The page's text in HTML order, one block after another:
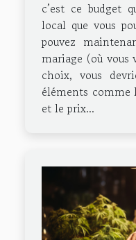
c’est ce budget
local que vous
pouvez
mariage (où vous
choix, vous
éléments
et le prix...